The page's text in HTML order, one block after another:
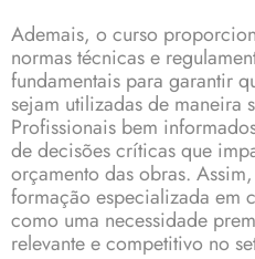
Ademais, o curso
normas técnicas e
fundamentais para garantir
sejam utilizadas de maneira
Profissionais bem
de decisões críticas que
orçamento das obras.
formação especializada em
como uma necessidade
relevante e competitivo no